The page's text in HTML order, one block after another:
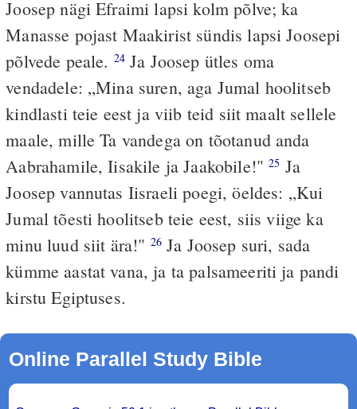
Joosep nägi Efraimi lapsi kolm põlve; ka
Manasse pojast Maakirist sündis lapsi Joosepi
põlvede peale. 24Ja Joosep ütles oma
vendadele: „Mina suren, aga Jumal hoolitseb
kindlasti teie eest ja viib teid siit maalt sellele
maale, mille Ta vandega on tõotanud anda
Aabrahamile, Iisakile ja Jaakobile!"25 Ja
Joosep vannutas Iisraeli poegi, öeldes: „Kui
Jumal tõesti hoolitseb teie eest, siis viige ka
minu luud siit ära!" 26Ja Joosep suri, sada
kümme aastat vana, ja ta palsameeriti ja pandi
kirstu Egiptuses.
Online Parallel Study Bible